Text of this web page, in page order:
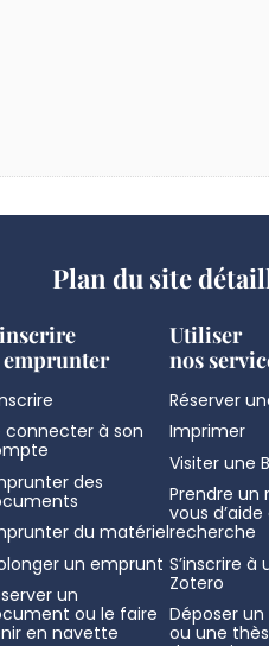
Plan du site
emprunter
connecter à son
des
du matériel
un emprunt
un
ou le faire
en navette
Utiliser
nos
Réserver
Imprimer
Visiter une
Prendre un
vous d’aide
recherche
S’inscrire à
Zotero
Déposer
ou une